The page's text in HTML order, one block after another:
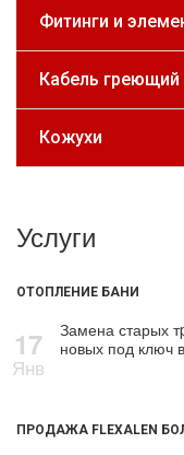
Фитинги и
Кабель греющий
Кожухи
Услуги
ОТОПЛЕНИЕ БАНИ
17
Янв
Замена старых
новых под ключ
ПРОДАЖА FLEXALEN